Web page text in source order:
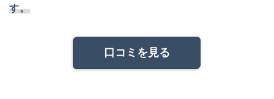
す。
口コミを見る